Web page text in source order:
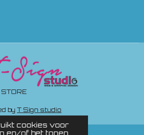
cookies voor
en/of het tonen
STORE
T Sign studio